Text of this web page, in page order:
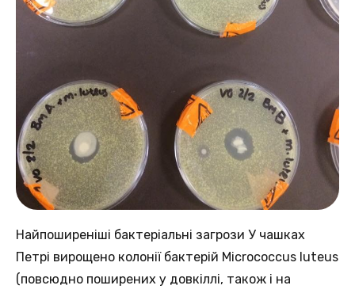
Найпоширеніші бактеріальні загрози У чашках
Петрі вирощено колонії бактерій Micrococcus luteus
(повсюдно поширених у довкіллі, також і на